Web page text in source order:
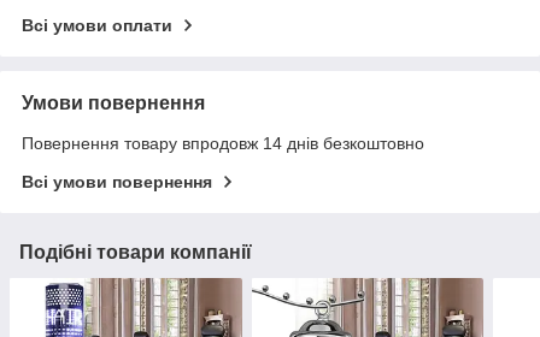
Всі умови оплати
Умови повернення
Повернення товару впродовж 14 днів безкоштовно
Всі умови повернення
Подібні товари компанії